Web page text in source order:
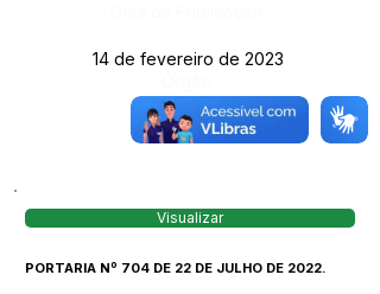
14 de fevereiro de 2023
Visualizar
PORTARIA Nº 704 DE 22 DE JULHO DE 2022.